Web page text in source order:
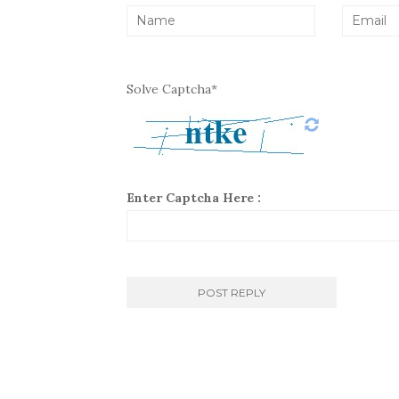
Solve Captcha*
Enter Captcha Here :